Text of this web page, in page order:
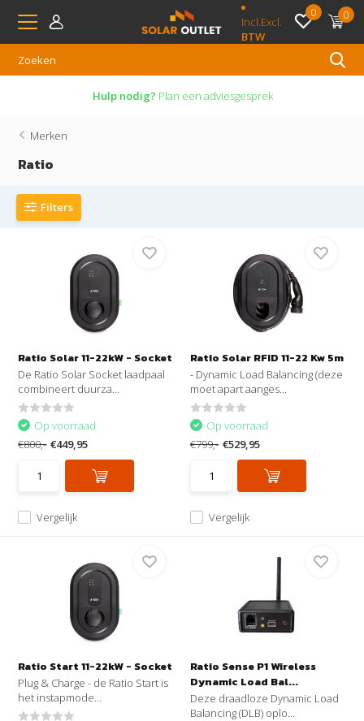
Incl.Excl.
BTW
0 0
Hulp nodig? Plan een adviesgesprek
Merken
Ratio
Filters
Ratio Solar 11-22kW - Socket
De Ratio Solar Socket laadpaal
combineert duurza...
Vergelijk
Op voorraad
€800,- €449,95
Ratio Solar RFID 11-22 Kw 5m
- Dynamic Load Balancing (deze
moet apart aanges...
Vergelijk
Op voorraad
€799,- €529,95
Ratio Start 11-22kW - Socket
Plug & Charge - de Ratio Start is
het instapmode...
Ratio Sense P1 Wireless
Dynamic Load Bal...
Deze draadloze Dynamic Load
Balancing (DLB) oplo...